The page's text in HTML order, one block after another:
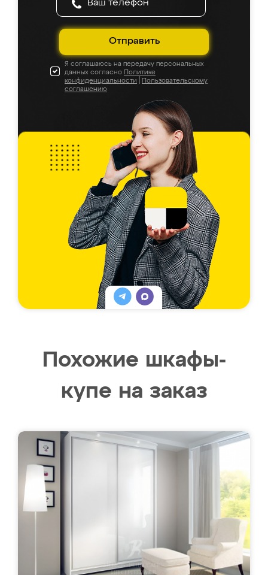
Отправить
Я соглашаюсь на передачу персональных
данных согласно Политике
конфиденциальности
Пользовательскому
соглашению
Похожие шкафы-
купе на заказ